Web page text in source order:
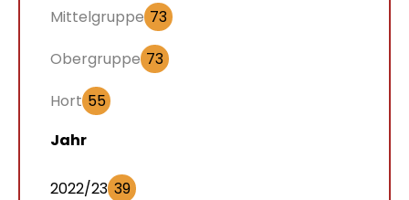
Mittelgruppe 73
Obergruppe 73
Hort 55
Jahr
2022/23 39